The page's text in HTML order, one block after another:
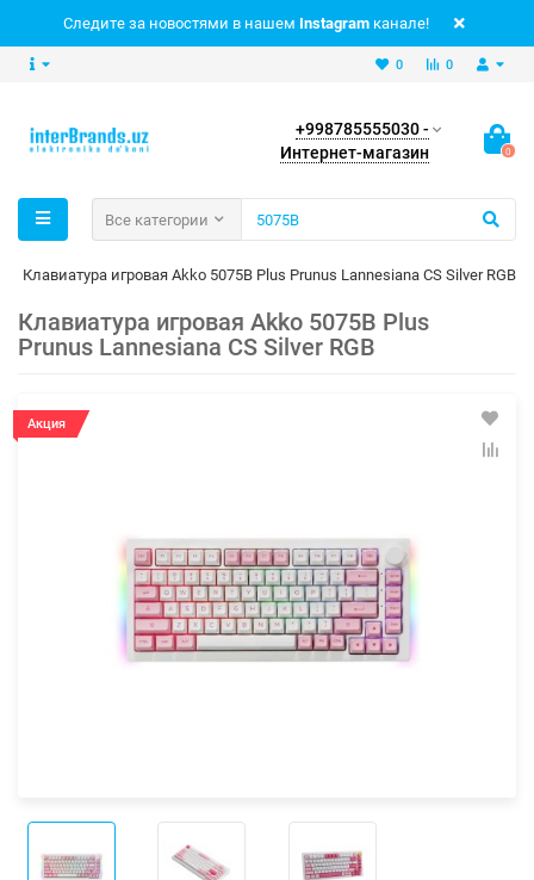
Следите за новостями в нашем Instagram канале!
0
0
+998785555030 -
Интернет-магазин
0
Все категории
Клавиатура игровая Akko 5075B Plus Prunus Lannesiana CS Silver RGB
Клавиатура игровая Akko 5075B Plus
Prunus Lannesiana CS Silver RGB
Акция